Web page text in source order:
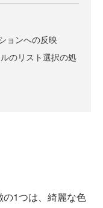
ョンへの反映
のリスト選択の処
1つは、綺麗な色